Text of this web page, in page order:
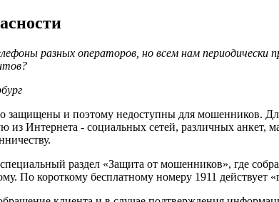
разных операторов, но всем нам
защищены и поэтому недоступны для мошенников.
Интернета - социальных сетей, различных анкет,
раздел «Защита от мошенников», где
По короткому бесплатному номеру 1911